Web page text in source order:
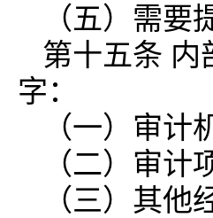
（五）需
第十五条 内
字：
（一）审计
（二）审计
（三）其他